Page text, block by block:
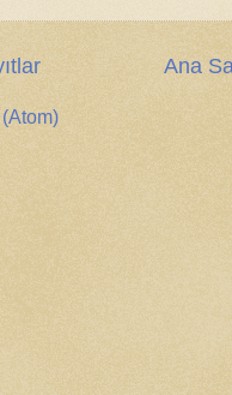
Ana
(Atom)